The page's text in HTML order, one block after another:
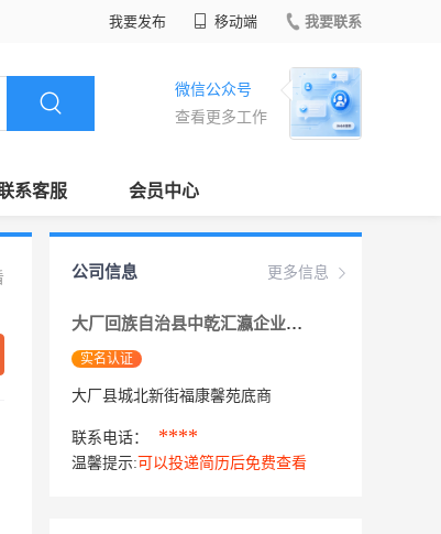
我要发布 移动端 我要联系
微信公众号
查看更多工作
系客服 会员中心
更多信息
公司信息
大厂回族自治县中乾汇瀛企业咨询服务有限公司
实名认证
大厂县城北新街福康馨苑底商
联系电话： ****
温馨提示: 可以投递简历后免费查看